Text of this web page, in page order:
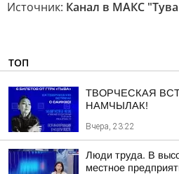
Источник: Канал в МАКС
ТОП
ТВОРЧЕСКАЯ
НАМЧЫЛАК!
Вчера, 23:22
Люди труда. В
местное